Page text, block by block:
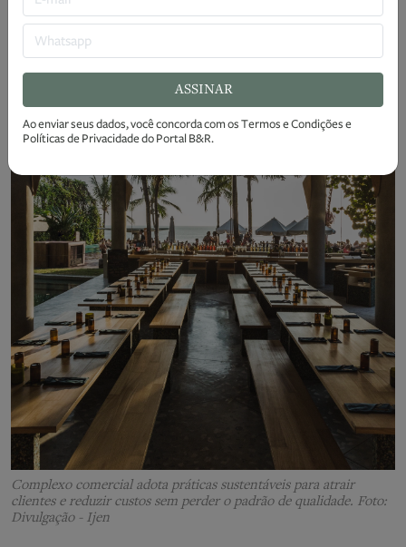
Complexo comercial adota práticas sustentáveis para atrair
clientes e reduzir custos sem perder o padrão de qualidade. Foto:
Divulgação - Ijen
ASSINAR
Ao enviar seus dados, você concorda com osTermos e Condiçõese
Políticas de Privacidadedo Portal B&R.